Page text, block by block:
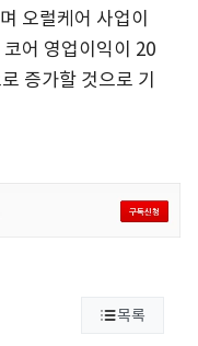
오럴케어 사업이
어 영업이익이 20
증가할 것으로 기
목록